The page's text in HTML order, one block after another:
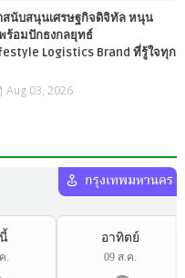
นับสนุนเศรษฐกิจดิจิทัล หนุน
ร้อมปักธงกลยุทธ์
Logistics Brand ที่รู้ใจทุก
Aug 03, 2026